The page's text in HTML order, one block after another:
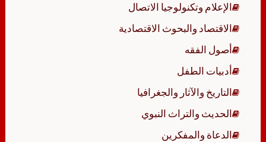
الإعلام وتكنولوجيا الاتصال
الاقتصاد والبحوث الاقتصادية
أصول الفقه
أدبيات الطفل
التاريخ والآثار والجغرافيا
الحديث والتراث النبوي
الدعاة والمفكرين